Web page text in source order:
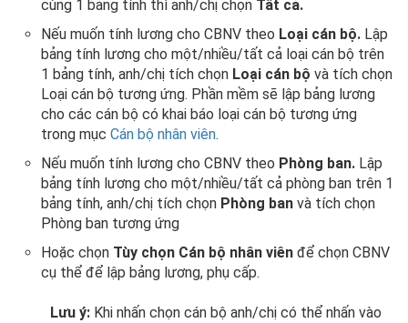
cùng 1 bảng tính thì anh/chị chọn Tất cả.
Nếu muốn tính lương cho CBNV theo Loại cán bộ. Lập
bảng tính lương cho một/nhiều/tất cả loại cán bộ trên
1 bảng tính, anh/chị tích chọn Loại cán bộ và tích chọn
Loại cán bộ tương ứng. Phần mềm sẽ lập bảng lương
cho các cán bộ có khai báo loại cán bộ tương ứng
trong mục Cán bộ nhân viên.
Nếu muốn tính lương cho CBNV theo Phòng ban. Lập
bảng tính lương cho một/nhiều/tất cả phòng ban trên 1
bảng tính, anh/chị tích chọn Phòng ban và tích chọn
Phòng ban tương ứng
Hoặc chọn Tùy chọn Cán bộ nhân viên để chọn CBNV
cụ thể để lập bảng lương, phụ cấp.
Lưu ý: Khi nhấn chọn cán bộ anh/chị có thể nhấn vào